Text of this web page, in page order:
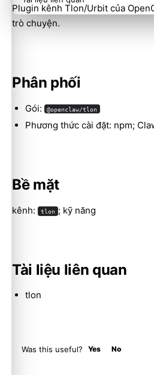
Plugin kênh Tlon/Urbit của
trò chuyện.
Phân phối
Gói: @openclaw/tlon
Phương thức cài đặt: npm;
Bề mặt
kênh: tlon ; kỹ năng
Tài liệu liên quan
tlon
Was this useful? Yes No